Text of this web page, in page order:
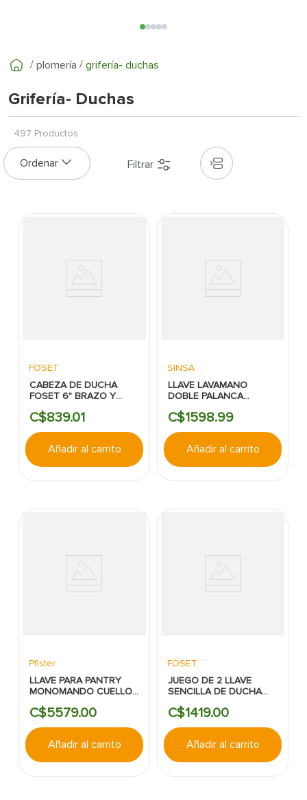
plomería grifería- duchas
Grifería- Duchas
497 Productos
FOSET
CABEZA DE DUCHA
FOSET 6" BRAZO Y
C$839.01
Añadir al carrito
SINSA
LLAVE LAVAMANO
DOBLE PALANCA
C$1598.99
Añadir al carrito
Pfister
LLAVE PARA PANTRY
MONOMANDO CUELLO
EXTRAIBLE SATIN-
C$5579.00
Añadir al carrito
FOSET
JUEGO DE 2 LLAVE
SENCILLA DE DUCHA
C$1419.00
Añadir al carrito
8.